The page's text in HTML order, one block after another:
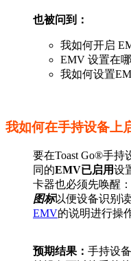
也被问到：
我如何开启
EMV 设置在
我如何设置
我如何在手持设备上
要在Toast Go®手持
同的EMV已启用设
卡器也必须先唤醒
图标以便设备识别
EMV的说明进行操
预期结果： 手持设